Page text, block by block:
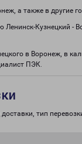
а также в
Кузнецкий -
в Воронеж, в
ПЭК.
тип